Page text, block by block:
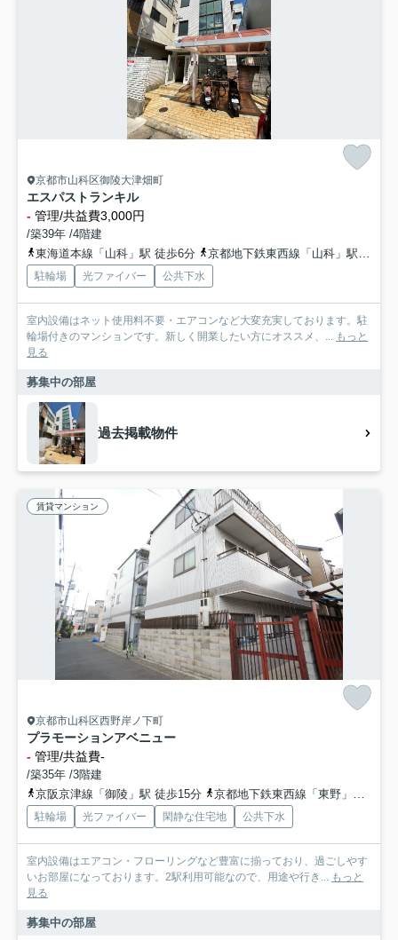
京都市山科区御陵大津畑町
エスパストランキル
- 管理/共益費3,000円
/築39年 /4階建
東海道本線「山科」駅 徒歩6分
京都地下鉄東西線「山科」駅 徒歩6分
駐輪場 光ファイバー 公共下水
室内設備はネット使用料不要・エアコンなど大変充実しております。駐
輪場付きのマンションです。新しく開業したい方にオススメ、... もっと
見る
募集中の部屋
過去掲載物件
賃貸マンション
京都市山科区西野岸ノ下町
プラモーションアベニュー
- 管理/共益費-
/築35年 /3階建
京阪京津線「御陵」駅 徒歩15分
京都地下鉄東西線「東野」駅 徒歩18分
駐輪場 光ファイバー 閑静な住宅地 公共下水
室内設備はエアコン・フローリングなど豊富に揃っており、過ごしやす
いお部屋になっております。2駅利用可能なので、用途や行き... もっと
見る
募集中の部屋